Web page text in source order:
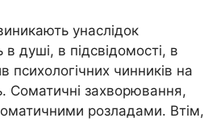
унаслідок
душі, в підсвідомості, в
чинників на
Соматичні захворювання,
розладами. Втім,